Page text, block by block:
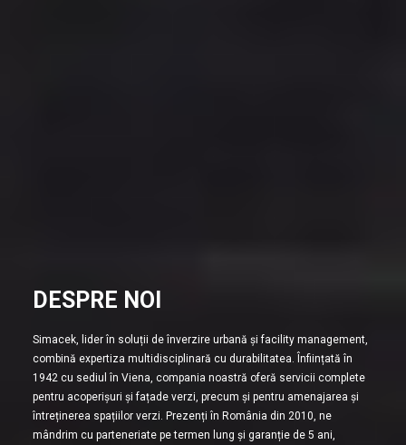
DESPRE NOI
Simacek, lider în soluții de înverzire urbană și facility management,
combină expertiza multidisciplinară cu durabilitatea. Înființată în
1942 cu sediul în Viena, compania noastră oferă servicii complete
pentru acoperișuri și fațade verzi, precum și pentru amenajarea și
întreținerea spațiilor verzi. Prezenți în România din 2010, ne
mândrim cu parteneriate pe termen lung și garanție de 5 ani,